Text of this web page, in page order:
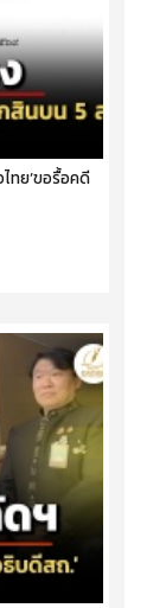
ทย’ขอรื้อคดี